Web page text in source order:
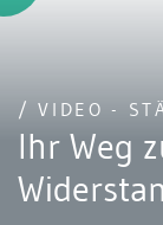
/ VIDEO -
Ihr Weg